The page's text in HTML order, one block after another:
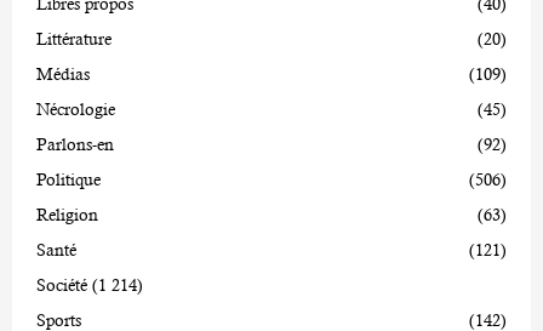
Littérature
(20)
Médias
(109)
Nécrologie
(45)
Parlons-en
(92)
Politique
(506)
Religion
(63)
Santé
(121)
Société (1 214)
Sports
(142)